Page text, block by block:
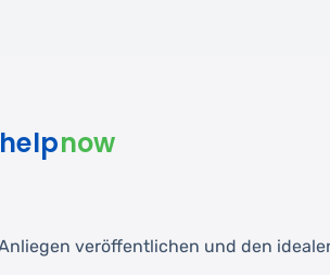
now
veröffentlichen und den